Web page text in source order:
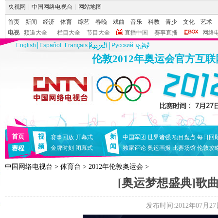
央视网 中国网络电视台 网站地图
首页 新闻 经济 体育 综艺 春晚 戏曲 音乐 科教 青少 文化
艺术
电视
频道大全 栏目大全 节目大全 直播中国 赛事直播
网络
English
Español Français Pусский
伦敦2012年奥运会官方互
首页
赛程
视
频
赛事回放 开幕式
金牌时刻 闭幕式
新
闻
中国军团 世界诸强 项目盘点 每日回
独家评论 奥运画报 比赛场馆 伦敦攻
中国网络电视台 > 体育台 > 2012年伦敦奥运会 >
[奥运梦想盛典]歌
发布时间:2012年07月